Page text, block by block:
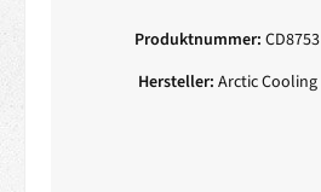
3x140mm Lüfter
Produktnummer: CD8753
Hersteller: Arctic Cooling